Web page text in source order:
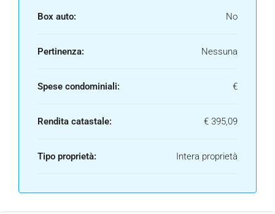
Box auto: No
Pertinenza: Nessuna
Spese condominiali: €
Rendita catastale: € 395,09
Tipo proprietà: Intera proprietà